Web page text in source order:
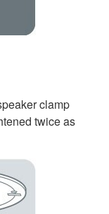
clamp
twice as